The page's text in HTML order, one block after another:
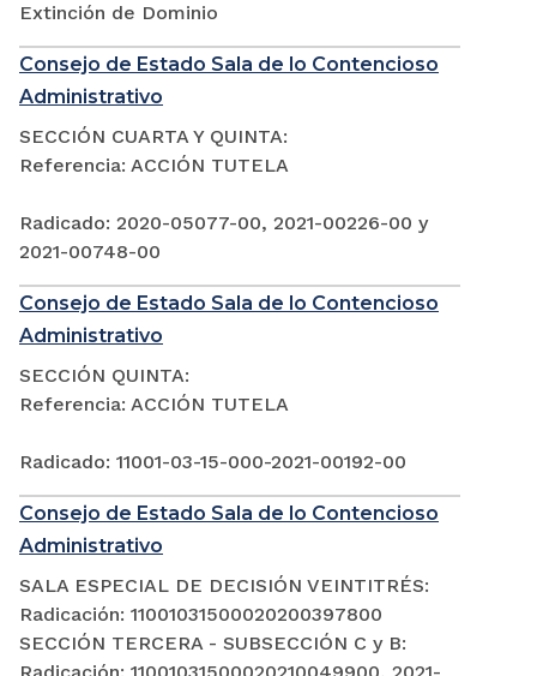
Extinción de Dominio
Consejo de Estado Sala de lo Contencioso
Administrativo
SECCIÓN CUARTA Y QUINTA:
Referencia: ACCIÓN TUTELA
Radicado: 2020-05077-00, 2021-00226-00 y
2021-00748-00
Consejo de Estado Sala de lo Contencioso
Administrativo
SECCIÓN QUINTA:
Referencia: ACCIÓN TUTELA
Radicado: 11001-03-15-000-2021-00192-00
Consejo de Estado Sala de lo Contencioso
Administrativo
SALA ESPECIAL DE DECISIÓN VEINTITRÉS:
Radicación: 11001031500020200397800
SECCIÓN TERCERA - SUBSECCIÓN C y B: